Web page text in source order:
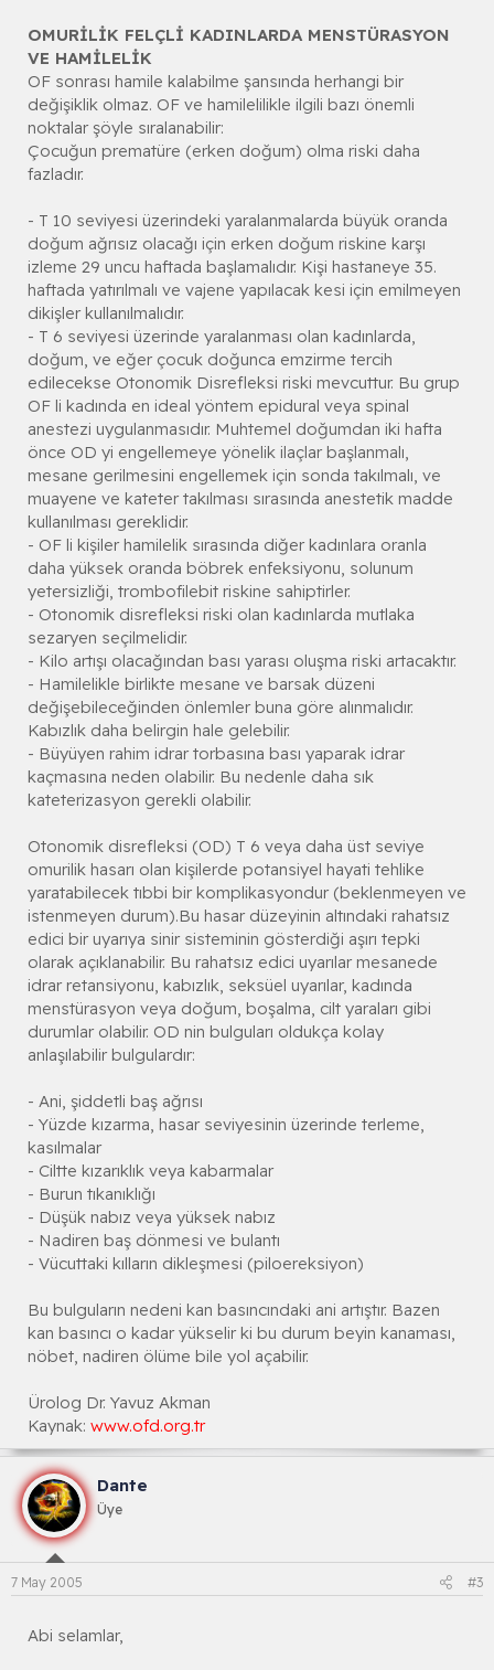
OMURİLİK FELÇLİ KADINLARDA MENSTÜRASYON
VE HAMİLELİK
OF sonrası hamile kalabilme şansında herhangi bir
değişiklik olmaz. OF ve hamilelilikle ilgili bazı önemli
noktalar şöyle sıralanabilir:
Çocuğun prematüre (erken doğum) olma riski daha
fazladır.
- T 10 seviyesi üzerindeki yaralanmalarda büyük oranda
doğum ağrısız olacağı için erken doğum riskine karşı
izleme 29 uncu haftada başlamalıdır. Kişi hastaneye 35.
haftada yatırılmalı ve vajene yapılacak kesi için emilmeyen
dikişler kullanılmalıdır.
- T 6 seviyesi üzerinde yaralanması olan kadınlarda,
doğum, ve eğer çocuk doğunca emzirme tercih
edilecekse Otonomik Disrefleksi riski mevcuttur. Bu grup
OF li kadında en ideal yöntem epidural veya spinal
anestezi uygulanmasıdır. Muhtemel doğumdan iki hafta
önce OD yi engellemeye yönelik ilaçlar başlanmalı,
mesane gerilmesini engellemek için sonda takılmalı, ve
muayene ve kateter takılması sırasında anestetik madde
kullanılması gereklidir.
- OF li kişiler hamilelik sırasında diğer kadınlara oranla
daha yüksek oranda böbrek enfeksiyonu, solunum
yetersizliği, trombofilebit riskine sahiptirler.
- Otonomik disrefleksi riski olan kadınlarda mutlaka
sezaryen seçilmelidir.
- Kilo artışı olacağından bası yarası oluşma riski artacaktır.
- Hamilelikle birlikte mesane ve barsak düzeni
değişebileceğinden önlemler buna göre alınmalıdır.
Kabızlık daha belirgin hale gelebilir.
- Büyüyen rahim idrar torbasına bası yaparak idrar
kaçmasına neden olabilir. Bu nedenle daha sık
kateterizasyon gerekli olabilir.
Otonomik disrefleksi (OD) T 6 veya daha üst seviye
omurilik hasarı olan kişilerde potansiyel hayati tehlike
yaratabilecek tıbbi bir komplikasyondur (beklenmeyen ve
istenmeyen durum).Bu hasar düzeyinin altındaki rahatsız
edici bir uyarıya sinir sisteminin gösterdiği aşırı tepki
olarak açıklanabilir. Bu rahatsız edici uyarılar mesanede
idrar retansiyonu, kabızlık, seksüel uyarılar, kadında
menstürasyon veya doğum, boşalma, cilt yaraları gibi
durumlar olabilir. OD nin bulguları oldukça kolay
anlaşılabilir bulgulardır:
- Ani, şiddetli baş ağrısı
- Yüzde kızarma, hasar seviyesinin üzerinde terleme,
kasılmalar
- Ciltte kızarıklık veya kabarmalar
- Burun tıkanıklığı
- Düşük nabız veya yüksek nabız
- Nadiren baş dönmesi ve bulantı
- Vücuttaki kılların dikleşmesi (piloereksiyon)
Bu bulguların nedeni kan basıncındaki ani artıştır. Bazen
kan basıncı o kadar yükselir ki bu durum beyin kanaması,
nöbet, nadiren ölüme bile yol açabilir.
Ürolog Dr. Yavuz Akman
Kaynak: www.ofd.org.tr
Dante
Üye
7 May 2005 #3
Abi selamlar,